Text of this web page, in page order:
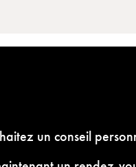
un conseil